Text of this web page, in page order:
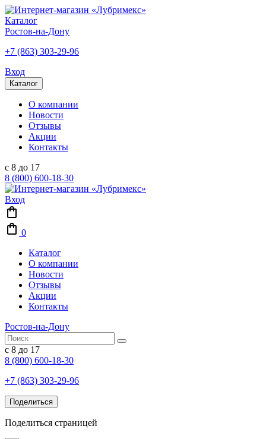
Каталог
Ростов-на-Дону
+7 (863) 303-29-96
Вход
Каталог
О компании
Новости
Отзывы
Акции
Контакты
с 8 до 17
8 (800) 600-18-30
Вход
0
Каталог
О компании
Новости
Отзывы
Акции
Контакты
Ростов-на-Дону
с 8 до 17
8 (800) 600-18-30
+7 (863) 303-29-96
Поделиться
Поделиться страницей